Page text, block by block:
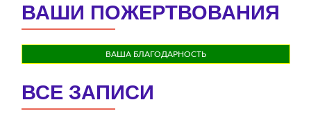
ВАШИ ПОЖЕРТВОВАНИЯ
ВАША БЛАГОДАРНОСТЬ
ВСЕ ЗАПИСИ